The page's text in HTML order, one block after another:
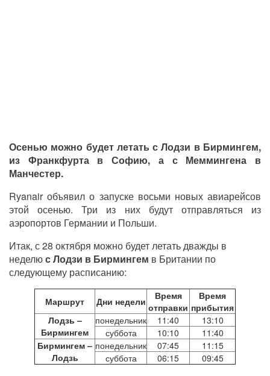
Осенью можно будет летать с Лодзи в Бирмингем,
из Франкфурта в Софию, а с Меммингена в
Манчестер.
Ryanair объявил о запуске восьми новых авиарейсов
этой осенью. Три из них будут отправляться из
аэропортов Германии и Польши.
Итак, с 28 октября можно будет летать дважды в
неделюс Лодзи в Бирмингем в Британии по
следующему расписанию:
Маршрут Дни недели
Время
отправки
Время
прибытия
Лодзь –
Бирмингем
понедельник 11:40
13:10
суббота
10:10
11:40
Бирмингем –
Лодзь
понедельник 07:45
11:15
суббота
06:15 09:45